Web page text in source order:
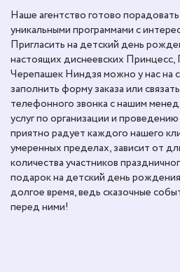
Наше агентство готово
уникальными программами с
Пригласить на детский день
настоящих диснеевских Принцесс,
Черепашек Ниндзя можно у нас на
заполнить форму заказа или
телефонного звонка с нашим
услуг по организации и
приятно радует каждого нашего
умеренных пределах, зависит от
количества участников
подарок на детский день
долгое время, ведь сказочные
перед ними!